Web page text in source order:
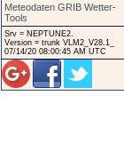
Meteodaten GRIB Wetter-
Tools
Srv = NEPTUNE2.
Version = trunk VLM2_V28.1_
07/14/20 08:00:45 AM UTC